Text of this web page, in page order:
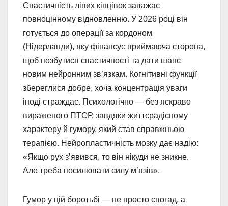
Спастичність лівих кінцівок заважає
повноцінному відновленню. У 2026 році він
готується до операції за кордоном
(Нідерланди), яку фінансує приймаюча сторона,
щоб позбутися спастичності та дати шанс
новим нейронним зв’язкам. Когнітивні функції
збереглися добре, хоча концентрація уваги
іноді страждає. Психологічно — без яскраво
вираженого ПТСР, завдяки життєрадісному
характеру й гумору, який став справжньою
терапією. Нейропластичність мозку дає надію:
«Якщо рух з’явився, то він нікуди не зникне.
Але треба посилювати силу м’язів».
Гумор у цій боротьбі — не просто спогад, а